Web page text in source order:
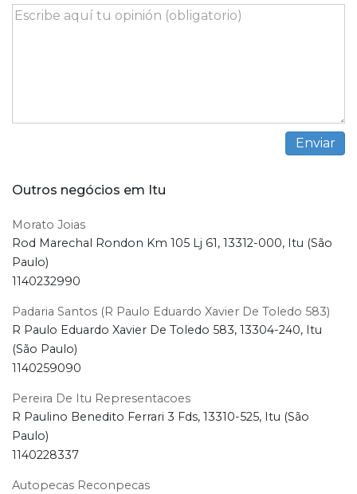
Outros negócios em Itu
Morato Joias
Rod Marechal Rondon Km 105 Lj 61, 13312-000, Itu (São
Paulo)
1140232990
Padaria Santos (R Paulo Eduardo Xavier De Toledo 583)
R Paulo Eduardo Xavier De Toledo 583, 13304-240, Itu
(São Paulo)
1140259090
Pereira De Itu Representacoes
R Paulino Benedito Ferrari 3 Fds, 13310-525, Itu (São
Paulo)
1140228337
Autopecas Reconpecas